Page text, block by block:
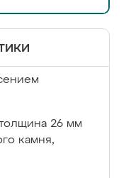
26 мм
камня,